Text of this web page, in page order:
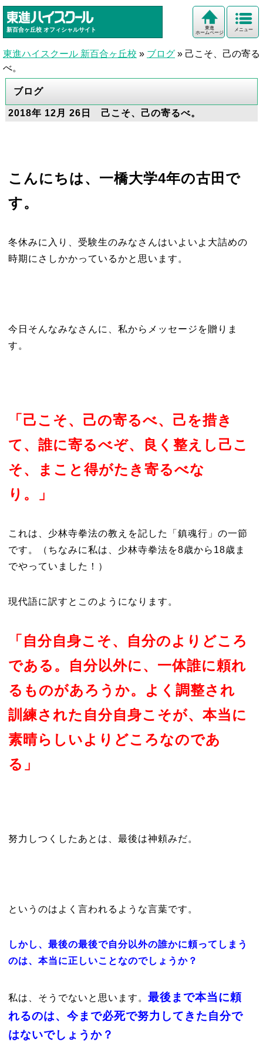
新百合ヶ丘校 オフィシャルサイト メニュー
東進
ホームページ
東進ハイスクール 新百合ヶ丘校 » ブログ » 己こそ、己の寄る
べ。
ブログ
2018年 12月 26日 己こそ、己の寄るべ。
こんにちは、一橋大学4年の古田で
す。
冬休みに入り、受験生のみなさんはいよいよ大詰めの
時期にさしかかっているかと思います。
今日そんなみなさんに、私からメッセージを贈りま
す。
「己こそ、己の寄るべ、己を措き
て、誰に寄るべぞ、良く整えし己こ
そ、まこと得がたき寄るべな
り。」
これは、少林寺拳法の教えを記した「鎮魂行」の一節
です。（ちなみに私は、少林寺拳法を8歳から18歳ま
でやっていました！）
現代語に訳すとこのようになります。
「自分自身こそ、自分のよりどころ
である。自分以外に、一体誰に頼れ
るものがあろうか。よく調整され
訓練された自分自身こそが、本当に
素晴らしいよりどころなのであ
る」
努力しつくしたあとは、最後は神頼みだ。
というのはよく言われるような言葉です。
しかし、最後の最後で自分以外の誰かに頼ってしまう
のは、本当に正しいことなのでしょうか？
私は、そうでないと思います。 最後まで本当に頼
れるのは、今まで必死で努力してきた自分で
はないでしょうか？